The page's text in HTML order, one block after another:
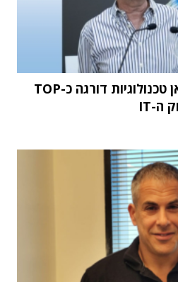
מחקר STKI השנתי: וואן טכנולוגיות דורגה כ-TOP